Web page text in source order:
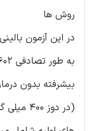
روش ها
در این آزمون
بیشرفته بدون
(در دوز